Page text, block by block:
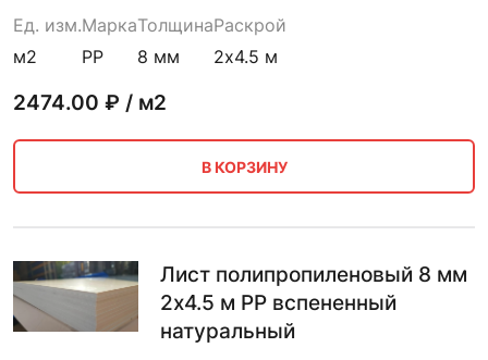
Ед. изм.
м2
Марка
PP
Толщина
8 мм
Раскрой
2х4.5 м
2474.00 ₽ / м2
В КОРЗИНУ
Лист полипропиленовый 8 мм
2х4.5 м PP вспененный
натуральный